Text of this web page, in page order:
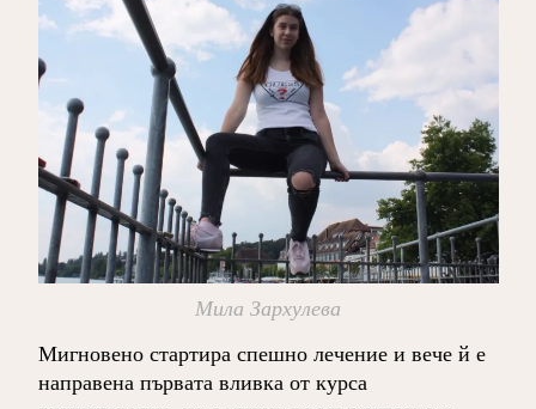
Мила Зархулева
Мигновено стартира спешно лечение и вече й е
направена първата вливка от курса